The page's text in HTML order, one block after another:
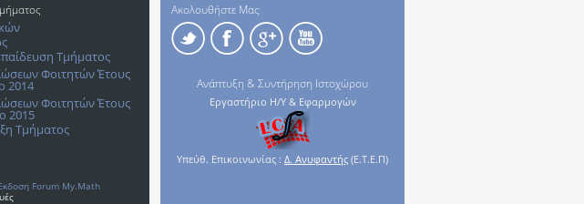
Τμήματος
Φοιτητών Έτους
2014
Φοιτητών Έτους
2015
Τμήματος
Forum My.Math
Ακολουθήστε Μας
Ανάπτυξη & Συντήρηση Ιστοχώρου
Εργαστήριο Η/Υ & Εφαρμογών
Υπεύθ. Επικοινωνίας : Δ. Ανυφαντής (Ε.Τ.Ε.Π)